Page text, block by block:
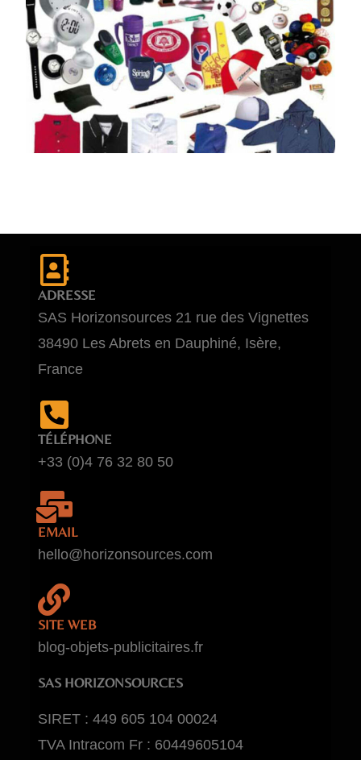
ADRESSE
SAS Horizonsources 21 rue des Vignettes
38490 Les Abrets en Dauphiné, Isère,
France
TÉLÉPHONE
+33 (0)4 76 32 80 50
EMAIL
hello@horizonsources.com
SITE WEB
blog-objets-publicitaires.fr
SAS HORIZONSOURCES
SIRET : 449 605 104 00024
TVA Intracom Fr : 60449605104